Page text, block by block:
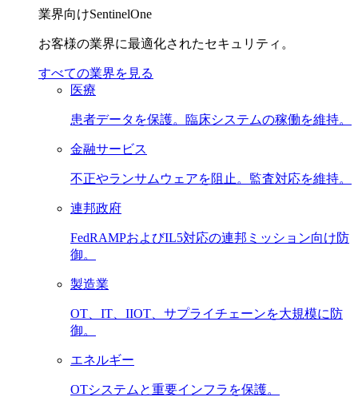
業界向けSentinelOne
お客様の業界に最適化されたセキュリティ。
すべての業界を見る
医療
患者データを保護。臨床システムの稼働を維持。
金融サービス
不正やランサムウェアを阻止。監査対応を維持。
連邦政府
FedRAMPおよびIL5対応の連邦ミッション向け防
御。
製造業
OT、IT、IIOT、サプライチェーンを大規模に防
御。
エネルギー
OTシステムと重要インフラを保護。